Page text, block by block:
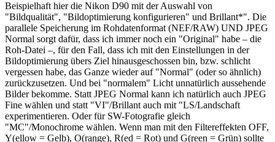
Beispielhaft hier die Nikon D90 mit der Auswahl von
"Bildqualität", "Bildoptimierung konfigurieren" und Brillant*". Die
parallele Speicherung im Rohdatenformat (NEF/RAW) UND JPEG
Normal sorgt dafür, dass ich immer noch ein "Original" habe – die
Roh-Datei –, für den Fall, dass ich mit den Einstellungen in der
Bildoptimierung übers Ziel hinausgeschossen bin, bzw. schlicht
vergessen habe, das Ganze wieder auf "Normal" (oder so ähnlich)
zurückzusetzen. Und bei "normalem" Licht unnatürlich aussehende
Bilder bekomme. Statt JPEG Normal kann ich natürlich auch JPEG
Fine wählen und statt "VI"/Brillant auch mit "LS/Landschaft
experimentieren. Oder für SW-Fotografie gleich
"MC"/Monochrome wählen. Wenn man mit den Filtereffekten OFF,
Y(ellow = Gelb), O(range), R(ed = Rot) und G(reen = Grün) sollte